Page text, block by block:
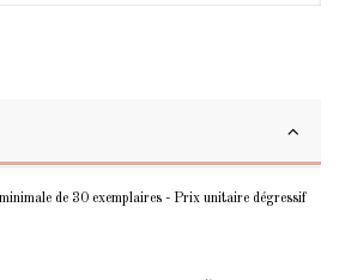
de 30 exemplaires - Prix unitaire dégressif